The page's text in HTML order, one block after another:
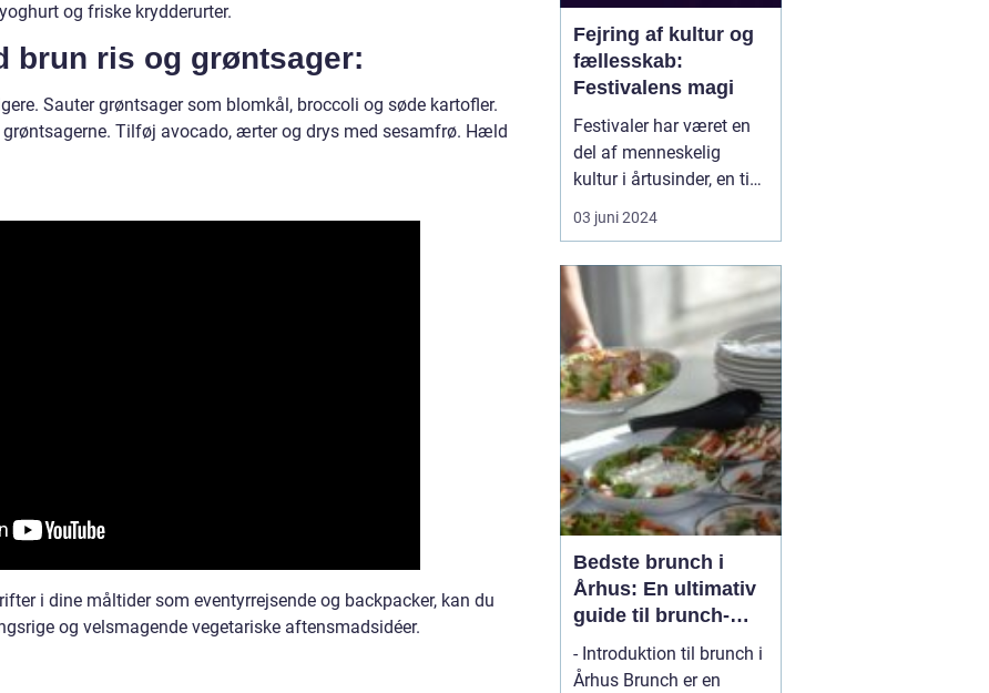
og friske krydderurter.
brun ris og grøntsager:
Sauter grøntsager som blomkål, broccoli og søde kartofler.
Tilføj avocado, ærter og drys med sesamfrø. Hæld
i dine måltider som eventyrrejsende og backpacker, kan du
og velsmagende vegetariske aftensmadsidéer.
Fejring af kultur og
fællesskab:
Festivalens magi
Festivaler har været en
del af menneskelig
kultur i årtusinder, en tid
hvor samfund samles
for at fejre, dele og
farverigt og levende.
Moderne festivaler
spænder over et bredt
spektrum, fra musik og
film til kunst og
gastron...
03 juni 2024
Bedste brunch i
Århus: En ultimativ
guide til brunch-
elskere i byen
- Introduktion til brunch i
Århus Brunch er en